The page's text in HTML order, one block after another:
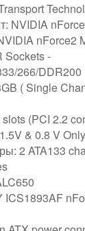
NVIDIA
nForce2
Sockets -
266/
( Single
(PCI 2.2
& 0.8 V
2 ATA133
ICS1893AF